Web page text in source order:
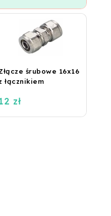
śrubowe 16x16
łącznikiem
zł